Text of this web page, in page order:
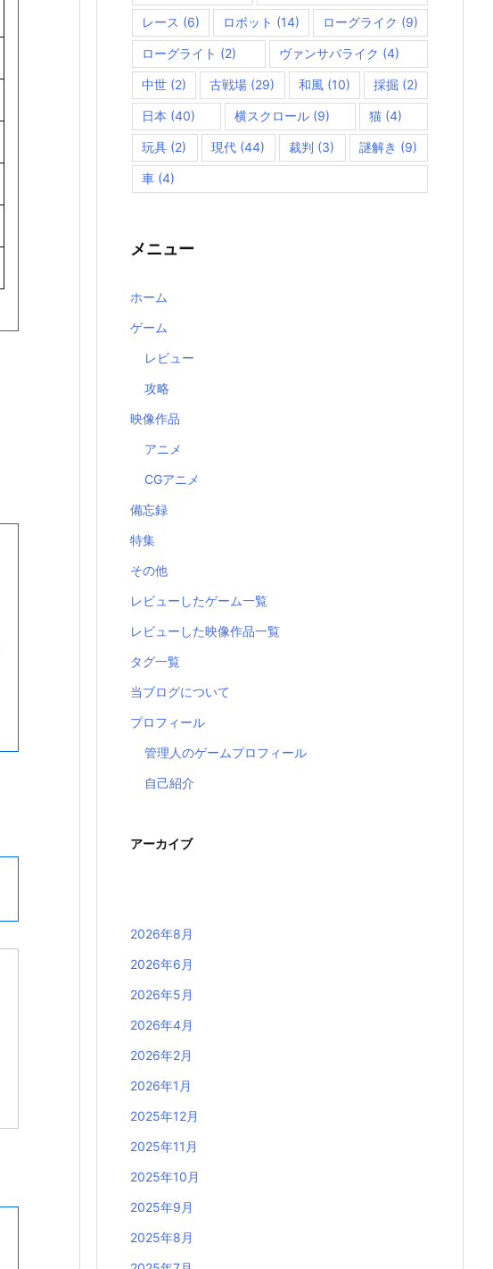
レース (6) ロボット (14) ローグライク (9)
ローグライト (2) ヴァンサバライク (4)
中世 (2) 古戦場 (29) 和風(10) 採掘 (2)
日本 (40) 横スクロール (9) 猫 (4)
玩具 (2) 現代(44) 裁判 (3) 謎解き (9)
車 (4)
メニュー
ホーム
ゲーム
レビュー
攻略
映像作品
アニメ
CGアニメ
備忘録
特集
その他
レビューしたゲーム一覧
レビューした映像作品一覧
タグ一覧
当ブログについて
プロフィール
管理人のゲームプロフィール
自己紹介
アーカイブ
2026年8月
2026年6月
2026年5月
2026年4月
2026年2月
2026年1月
2025年12月
2025年11月
2025年10月
2025年9月
2025年8月